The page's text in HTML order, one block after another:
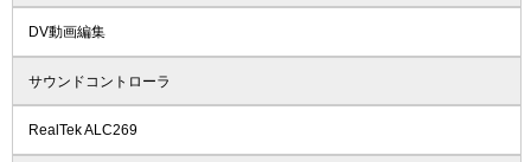
DV動画編集
サウンドコントローラ
RealTek ALC269